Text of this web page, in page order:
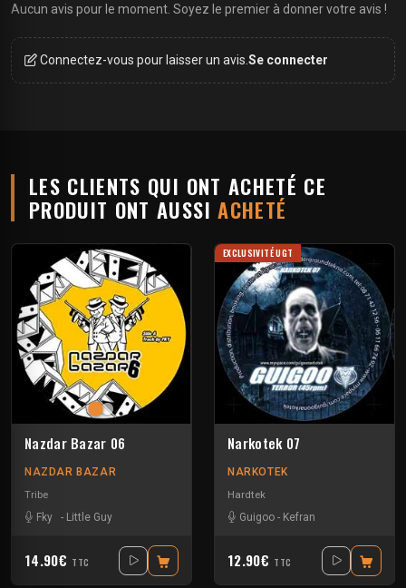
Aucun avis pour le moment. Soyez le premier à donner votre avis !
Connectez-vous pour laisser un avis. Se connecter
LES CLIENTS QUI ONT ACHETÉ CE
PRODUIT ONT AUSSIACHETÉ
Nazdar Bazar 06
NAZDAR BAZAR
Tribe
Fky
- Little Guy
14.90€ TTC
EXCLUSIVITÉ UGT
Narkotek 07
NARKOTEK
Hardtek
Guigoo - Kefran
12.90€ TTC